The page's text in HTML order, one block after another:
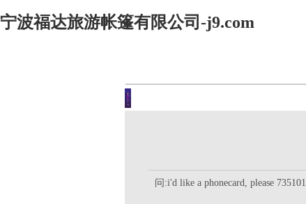
宁波福达旅游帐篷有限公司-j9.com
问:i'd like a phonecard, please 735101